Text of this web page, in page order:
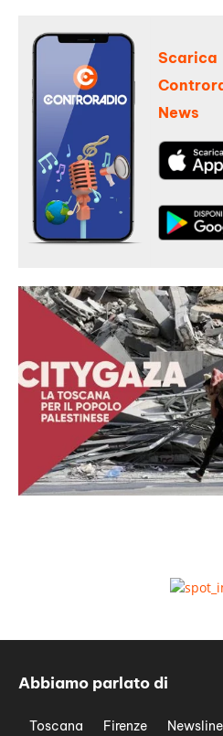
Scarica
News
Abbiamo parlato di
Toscana Firenze Newsline